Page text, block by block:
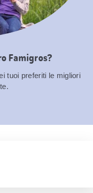
Famigros?
tuoi preferiti le migliori